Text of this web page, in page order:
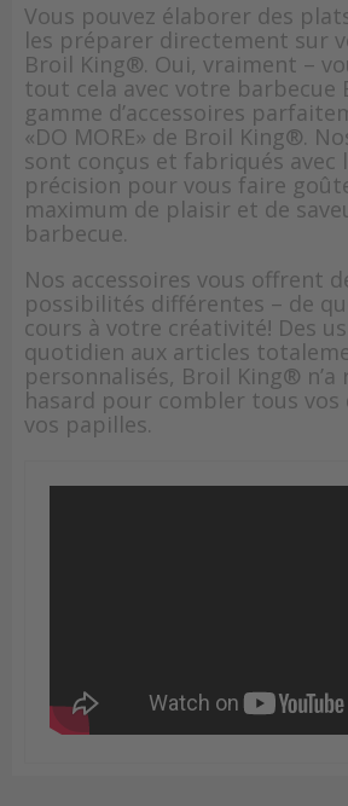
Vous pouvez élaborer des
les préparer directement sur
Broil King®. Oui, vraiment –
tout cela avec votre barbecue
gamme d’accessoires
«DO MORE» de Broil King®.
sont conçus et fabriqués avec
précision pour vous faire
maximum de plaisir et de
barbecue.
Nos accessoires vous offrent
possibilités différentes – de
cours à votre créativité! Des
quotidien aux articles
personnalisés, Broil King® n’a
hasard pour combler tous
vos papilles.